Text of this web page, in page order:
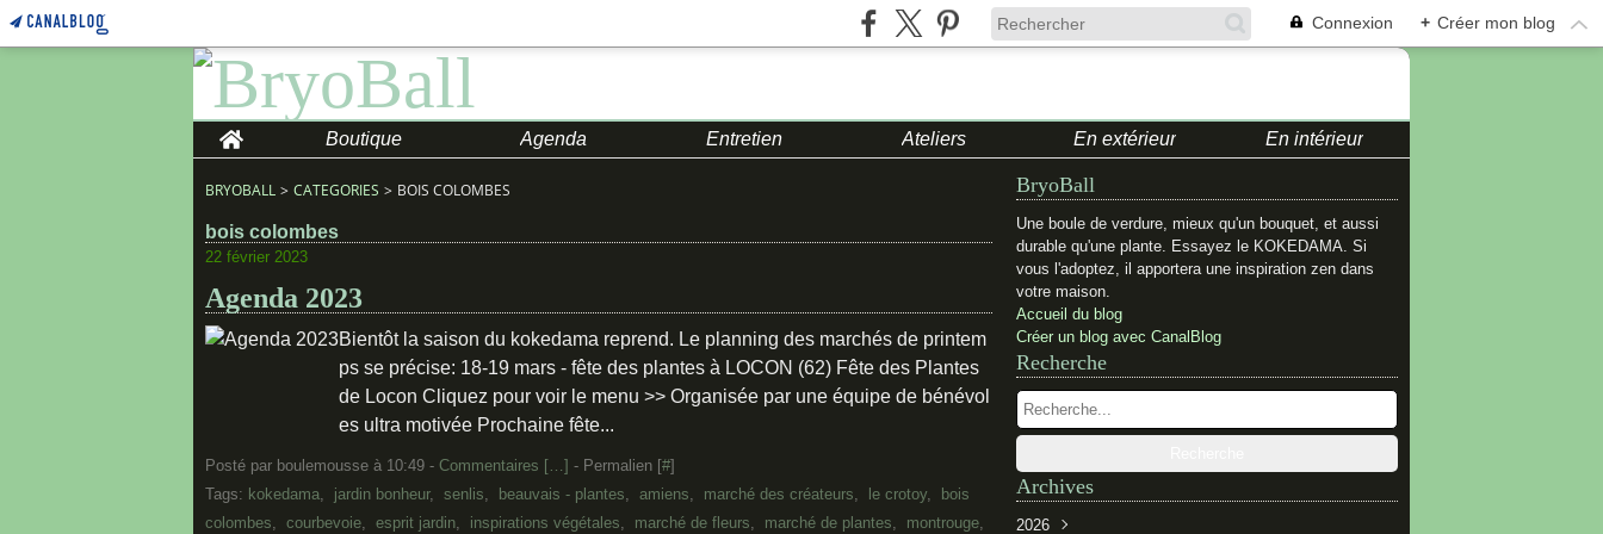
Connexion + Créer mon blog
Home Boutique Agenda Entretien Ateliers En extérieur En intérieur
BRYOBALL > CATEGORIES > BOIS COLOMBES
bois colombes
22 février 2023
Agenda 2023
Bientôt la saison du kokedama reprend. Le planning des marchés de printem
ps se précise: 18-19 mars - fête des plantes à LOCON (62) Fête des Plantes
de Locon Cliquez pour voir le menu >> Organisée par une équipe de bénévol
es ultra motivée Prochaine fête...
Posté par boulemousse à 10:49 - Commentaires […] - Permalien [#]
Tags: kokedama, jardin bonheur, senlis, beauvais - plantes, amiens, marché des créateurs, le crotoy,
bois
colombes, courbevoie, esprit jardin, inspirations végétales, marché de fleurs, marché de plantes, montrouge,
BryoBall
Une boule de verdure, mieux qu'un bouquet, et aussi
durable qu'une plante. Essayez le KOKEDAMA. Si
vous l'adoptez, il apportera une inspiration zen dans
votre maison.
Accueil du blog
Créer un blog avec CanalBlog
Recherche
Archives
2026